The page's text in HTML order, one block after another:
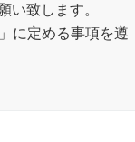
い致します。
に定める事項を遵